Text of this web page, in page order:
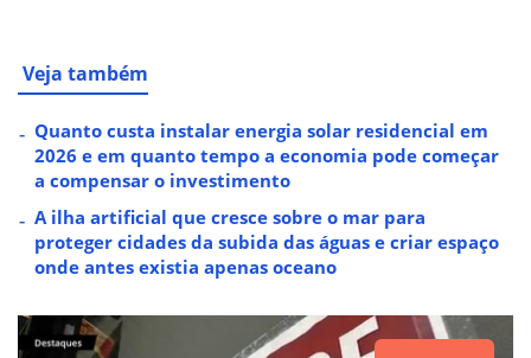
Veja também
Quanto custa instalar energia solar residencial em
2026 e em quanto tempo a economia pode começar
a compensar o investimento
A ilha artificial que cresce sobre o mar para
proteger cidades da subida das águas e criar espaço
onde antes existia apenas oceano